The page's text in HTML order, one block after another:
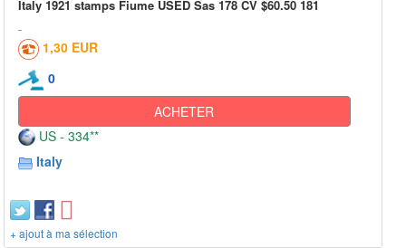
Italy 1921 stamps Fiume USED Sas 178 CV $60.50 181
1,30 EUR
0
ACHETER
US - 334**
Italy
+ ajout à ma sélection